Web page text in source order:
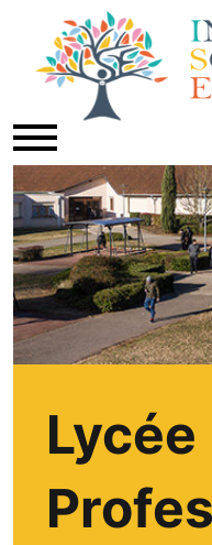
Lycée